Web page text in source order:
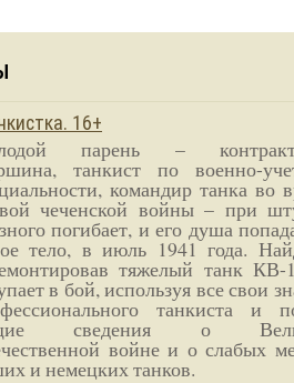
16+
парень –
танкист по военно-
командир танка во
чеченской войны – при
погибает, и его душа
тело, в июль 1941 года.
тяжелый танк
в бой, используя все свои
танкиста и
сведения о
войне и о слабых
и немецких танков.